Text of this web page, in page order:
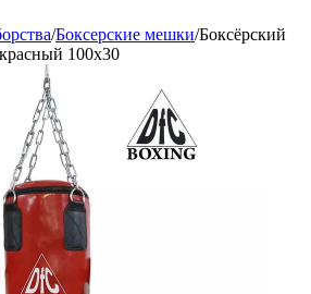
/Боксерские мешки/Боксёрский
100х30